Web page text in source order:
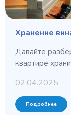
Хранение
Давайте
квартире
02.04.2025
Подробнее